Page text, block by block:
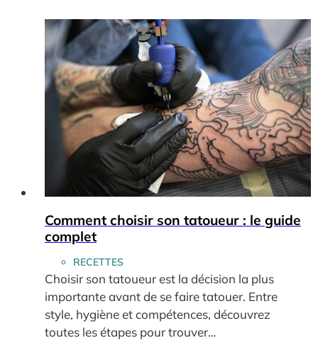
Comment choisir son tatoueur : le guide
complet
RECETTES
Choisir son tatoueur est la décision la plus
importante avant de se faire tatouer. Entre
style, hygiène et compétences, découvrez
toutes les étapes pour trouver…